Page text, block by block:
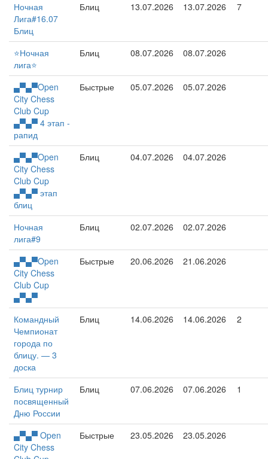
Ночная
Лига#16.07
Блиц
Блиц 13.07.2026 13.07.2026 7
⭐️Ночная
лига⭐️
Блиц 08.07.2026 08.07.2026
▄▀▄▀Open
City Chess
Club Cup
▄▀▄▀ 4 этап -
рапид
Быстрые 05.07.2026 05.07.2026
▄▀▄▀Open
City Chess
Club Cup
▄▀▄▀ этап
блиц
Блиц 04.07.2026 04.07.2026
Ночная
лига#9
Блиц 02.07.2026 02.07.2026
▄▀▄▀Open
City Chess
Club Cup
▄▀▄▀
Быстрые 20.06.2026 21.06.2026
Командный
Чемпионат
города по
блицу. — 3
доска
Блиц 14.06.2026 14.06.2026 2
Блиц турнир
посвященный
Дню России
Блиц 07.06.2026 07.06.2026 1
▄▀▄▀ Open
City Chess
Быстрые 23.05.2026 23.05.2026